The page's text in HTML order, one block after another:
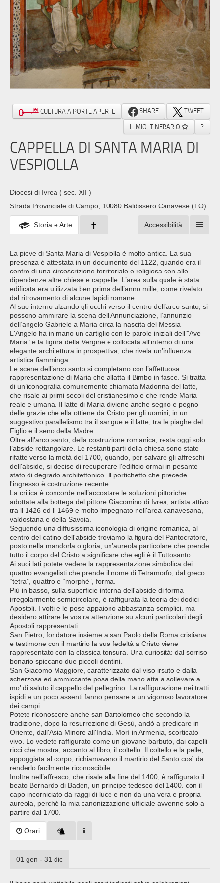
CULTURA A PORTE APERTE SHARE
TWEET
IL MIO ITINERARIO
?
CAPPELLA DI SANTA MARIA DI
VESPIOLLA
Diocesi di Ivrea ( sec. XII )
Strada Provinciale di Campo, 10080 Baldissero Canavese (TO)
Storia e Arte Accessibilità
La pieve di Santa Maria di Vespiolla è molto antica. La sua
presenza è attestata in un documento del 1122, quando era il
centro di una circoscrizione territoriale e religiosa con alle
dipendenze altre chiese e cappelle. L’area sulla quale è stata
edificata era utilizzata ben prima dell’anno mille, come rivelato
dal ritrovamento di alcune lapidi romane.
Al suo interno alzando gli occhi verso il centro dell’arco santo, si
possono ammirare la scena dell’Annunciazione, l’annunzio
dell’angelo Gabriele a Maria circa la nascita del Messia
L'Angelo ha in mano un cartiglio con le parole iniziali dell’"Ave
Maria" e la figura della Vergine è collocata all'interno di una
elegante architettura in prospettiva, che rivela un’influenza
artistica fiamminga.
Le scene dell’arco santo si completano con l’affettuosa
rappresentazione di Maria che allatta il Bimbo in fasce. Si tratta
di un’iconografia comunemente chiamata Madonna del latte,
che risale ai primi secoli del cristianesimo e che rende Maria
reale e umana. Il latte di Maria diviene anche segno e pegno
delle grazie che ella ottiene da Cristo per gli uomini, in un
suggestivo parallelismo tra il sangue e il latte, tra le piaghe del
Figlio e il seno della Madre.
Oltre all’arco santo, della costruzione romanica, resta oggi solo
l’abside rettangolare. Le restanti parti della chiesa sono state
rifatte verso la metà del 1700, quando, per salvare gli affreschi
dell'abside, si decise di recuperare l'edificio ormai in pesante
stato di degrado architettonico. Il portichetto che precede
l'ingresso è costruzione recente.
La critica è concorde nell’accostare le soluzioni pittoriche
adottate alla bottega del pittore Giacomino di Ivrea, artista attivo
tra il 1426 ed il 1469 e molto impegnato nell’area canavesana,
valdostana e della Savoia.
Seguendo una diffusissima iconologia di origine romanica, al
centro del catino dell'abside troviamo la figura del Pantocratore,
posto nella mandorla o gloria, un’aureola particolare che prende
tutto il corpo del Cristo a significare che egli è il Tuttosanto.
Ai suoi lati potete vedere la rappresentazione simbolica dei
quattro evangelisti che prende il nome di Tetramorfo, dal greco
“tetra”, quattro e “morphé”, forma.
Più in basso, sulla superficie interna dell'abside di forma
irregolarmente semicircolare, è raffigurata la teoria dei dodici
Apostoli. I volti e le pose appaiono abbastanza semplici, ma
desidero attirare le vostra attenzione su alcuni particolari degli
Apostoli rappresentati.
San Pietro, fondatore insieme a san Paolo della Roma cristiana
e testimone con il martirio la sua fedeltà a Cristo viene
rappresentato con la classica tonsura. Una curiosità: dal sorriso
bonario spiccano due piccoli dentini.
San Giacomo Maggiore, caratterizzato dal viso irsuto e dalla
scherzosa ed ammiccante posa della mano atta a sollevare a
mo’ di saluto il cappello del pellegrino. La raffigurazione nei tratti
ispidi e un poco assenti fanno pensare a un vigoroso lavoratore
dei campi
Potete riconoscere anche san Bartolomeo che secondo la
tradizione, dopo la resurrezione di Gesù, andò a predicare in
Oriente, dall'Asia Minore all'India. Morì in Armenia, scorticato
vivo. Lo vedete raffigurato come un giovane barbuto, dai capelli
ricci che mostra, accanto al libro, il coltello. Il coltello e la pelle,
appoggiata al corpo, richiamavano il martirio del Santo così da
renderlo facilmente riconoscibile.
Inoltre nell’affresco, che risale alla fine del 1400, è raffigurato il
beato Bernardo di Baden, un principe tedesco del 1400. con il
capo incorniciato da raggi di luce e non da una vera e propria
aureola, perché la mia canonizzazione ufficiale avvenne solo a
partire dal 1700.
Orari
01 gen - 31 dic